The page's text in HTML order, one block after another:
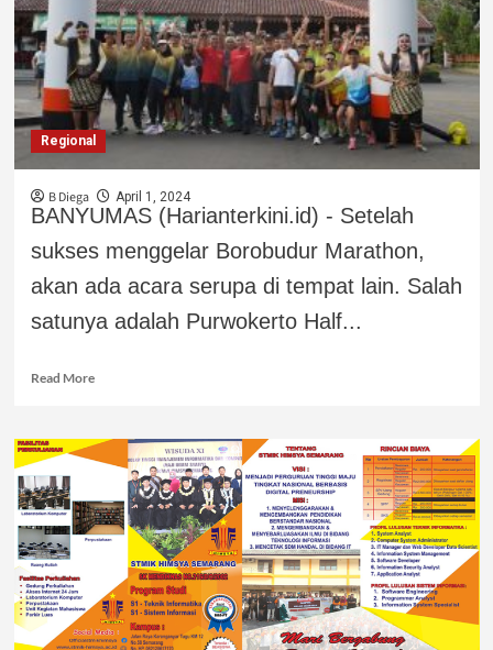
Regional
B Diega April 1, 2024
BANYUMAS (Harianterkini.id) - Setelah
sukses menggelar Borobudur Marathon,
akan ada acara serupa di tempat lain. Salah
satunya adalah Purwokerto Half...
Read More